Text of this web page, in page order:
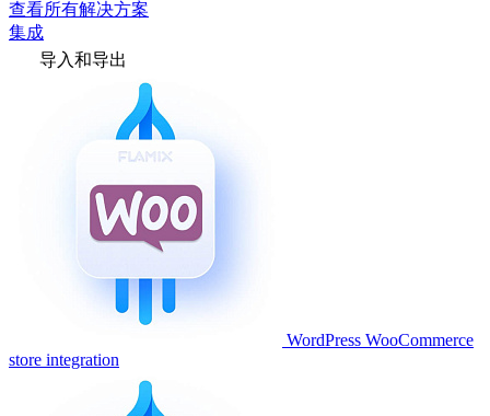
查看所有解决方案
集成
导入和导出
WordPress WooCommerce
store integration